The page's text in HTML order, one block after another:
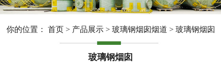
你的位置： 首页> 产品展示> 玻璃钢烟囱烟道 > 玻璃钢烟囱
玻璃钢烟囱